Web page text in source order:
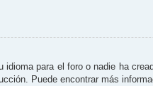
para el foro o nadie ha
Puede encontrar más